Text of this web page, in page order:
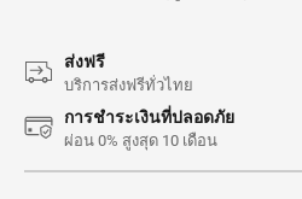
ส่งฟรี
บริการส่งฟรีทั่วไทย
การชำระเงินที่ปลอดภัย
ผ่อน 0% สูงสุด 10 เดือน